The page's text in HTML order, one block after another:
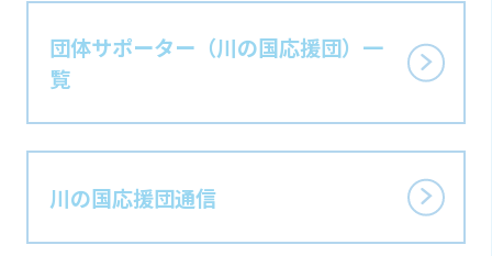
団体サポーター （川の国応援団） 一
覧
川の国応援団通信